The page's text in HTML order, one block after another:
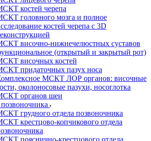
костей черепа
головного мозга и полное
костей черепа с 3D
височно-нижнечелюстных суставов
(открытый и закрытый рот)
височных костей
придаточных пазух носа
МСКТ ЛОР органов: височные
околоносовые пазухи, носоглотка
органов шеи
грудного отдела позвоночника
крестцово-копчикового отдела
пояснично-крестцового отдела